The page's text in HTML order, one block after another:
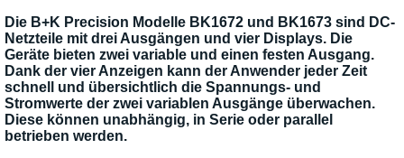
Die B+K Precision Modelle BK1672 und BK1673 sind DC-
Netzteile mit drei Ausgängen und vier Displays. Die
Geräte bieten zwei variable und einen festen Ausgang.
Dank der vier Anzeigen kann der Anwender jeder Zeit
schnell und übersichtlich die Spannungs- und
Stromwerte der zwei variablen Ausgänge überwachen.
Diese können unabhängig, in Serie oder parallel
betrieben werden.